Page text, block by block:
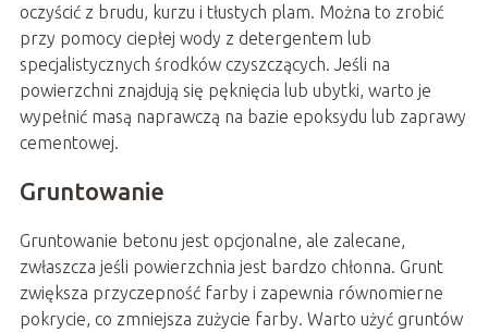
oczyścić z brudu, kurzu i tłustych plam. Można to zrobić
przy pomocy ciepłej wody z detergentem lub
specjalistycznych środków czyszczących. Jeśli na
powierzchni znajdują się pęknięcia lub ubytki, warto je
wypełnić masą naprawczą na bazie epoksydu lub zaprawy
cementowej.
Gruntowanie
Gruntowanie betonu jest opcjonalne, ale zalecane,
zwłaszcza jeśli powierzchnia jest bardzo chłonna. Grunt
zwiększa przyczepność farby i zapewnia równomierne
pokrycie, co zmniejsza zużycie farby. Warto użyć gruntów